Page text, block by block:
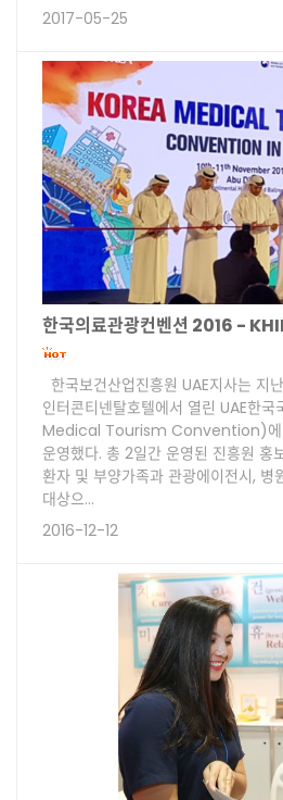
2017-05-25
한국의료관광컨벤션 2016 -
한국보건산업진흥원 UAE지사는 지
인터콘티넨탈호텔에서 열린 UAE
Medical Tourism Convention)에
운영했다. 총 2일간 운영된 진흥원 홍
환자 및 부양가족과 관광에이전시,
대상으…
2016-12-12